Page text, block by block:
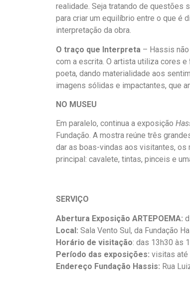
realidade. Seja tratando de questões
para criar um equilíbrio entre o que é
interpretação da obra.
O traço que Interpreta – Hassis
com a escrita. O artista utiliza cores
poeta, dando materialidade aos
imagens sólidas e impactantes, que
NO MUSEU
Em paralelo, continua a exposição
Fundação. A mostra reúne três
dar as boas-vindas aos visitantes,
principal: cavalete, tintas, pinceis e
SERVIÇO
Abertura Exposição ARTEPOEMA:
Local: Sala Vento Sul, da Fundação
Horário de visitação: das 13h30 às
Período das exposições: visitas até
Endereço Fundação Hassis: Rua